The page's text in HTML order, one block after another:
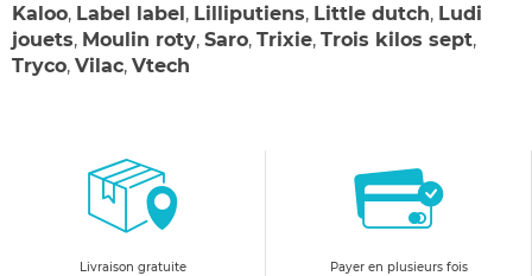
Kaloo, Label label, Lilliputiens, Little dutch, Ludi
jouets, Moulin roty, Saro, Trixie, Trois kilos sept,
Tryco, Vilac, Vtech
Livraison gratuite
Payer en plusieurs fois